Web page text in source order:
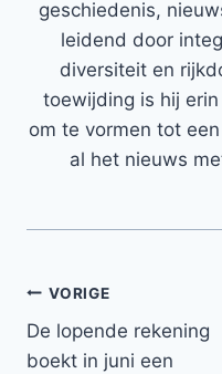
geschiedenis,
leidend door
diversiteit en
toewijding is hij
om te vormen tot
al het nieuws
Bericht
navigatie
VORIGE
De lopende rekening
boekt in juni een